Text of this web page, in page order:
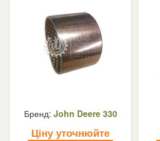
Бренд: John Deere 330
Ціну уточнюйте